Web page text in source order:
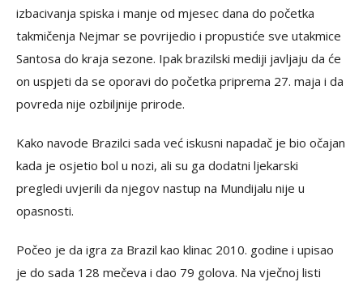
izbacivanja spiska i manje od mjesec dana do početka
takmičenja Nejmar se povrijedio i propustiće sve utakmice
Santosa do kraja sezone. Ipak brazilski mediji javljaju da će
on uspjeti da se oporavi do početka priprema 27. maja i da
povreda nije ozbiljnije prirode.
Kako navode Brazilci sada već iskusni napadač je bio očajan
kada je osjetio bol u nozi, ali su ga dodatni ljekarski
pregledi uvjerili da njegov nastup na Mundijalu nije u
opasnosti.
Počeo je da igra za Brazil kao klinac 2010. godine i upisao
je do sada 128 mečeva i dao 79 golova. Na vječnoj listi